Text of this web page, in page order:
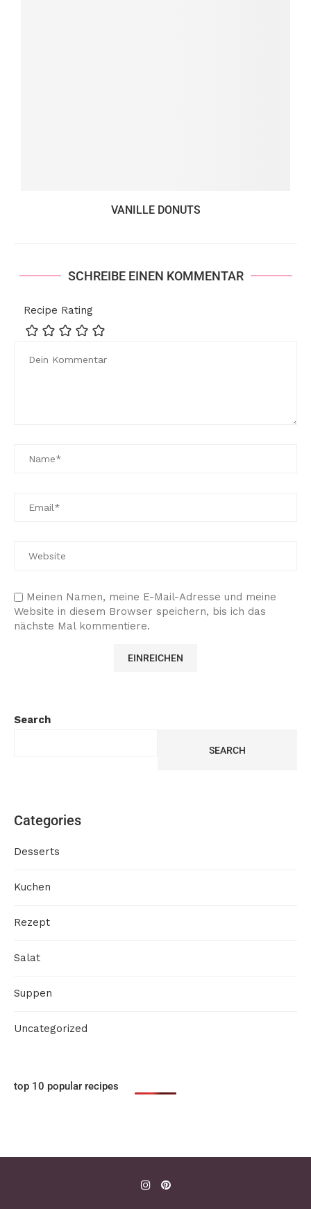
VANILLE DONUTS
SCHREIBE EINEN KOMMENTAR
Recipe Rating
Meinen Namen, meine E-Mail-Adresse und meine
Website in diesem Browser speichern, bis ich das
nächste Mal kommentiere.
Search
SEARCH
Categories
Desserts
Kuchen
Rezept
Salat
Suppen
Uncategorized
top 10 popular recipes